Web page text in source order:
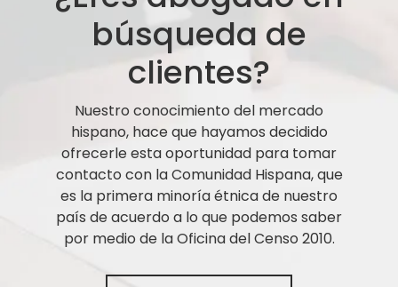
búsqueda de
clientes?
Nuestro conocimiento del mercado
hispano, hace que hayamos decidido
ofrecerle esta oportunidad para tomar
contacto con la Comunidad Hispana, que
es la primera minoría étnica de nuestro
país de acuerdo a lo que podemos saber
por medio de la Oficina del Censo 2010.